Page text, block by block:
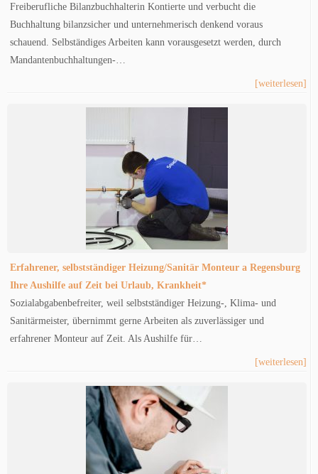
Freiberufliche Bilanzbuchhalterin Kontierte und verbucht die
Buchhaltung bilanzsicher und unternehmerisch denkend voraus
schauend. Selbständiges Arbeiten kann vorausgesetzt werden, durch
Mandantenbuchhaltungen-…
[weiterlesen]
Erfahrener, selbstständiger Heizung/Sanitär Monteur a Regensburg
Ihre Aushilfe auf Zeit bei Urlaub, Krankheit*
Sozialabgabenbefreiter, weil selbstständiger Heizung-, Klima- und
Sanitärmeister, übernimmt gerne Arbeiten als zuverlässiger und
erfahrener Monteur auf Zeit. Als Aushilfe für…
[weiterlesen]